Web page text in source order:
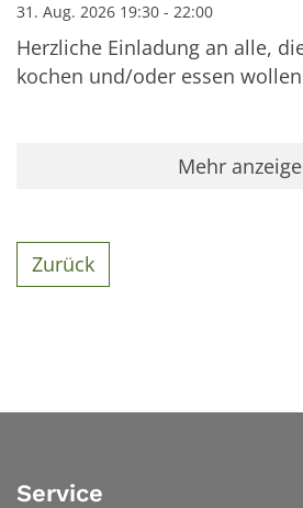
31. Aug. 2026 19:30 - 22:00
Herzliche Einladung an alle,
kochen und/oder essen
Mehr
Zurück
Service